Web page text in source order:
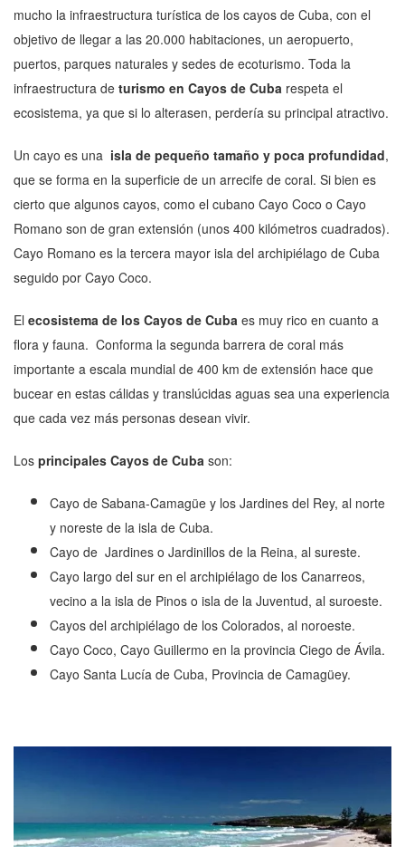
mucho la infraestructura turística de los cayos de Cuba, con el
objetivo de llegar a las 20.000 habitaciones, un aeropuerto,
puertos, parques naturales y sedes de ecoturismo. Toda la
infraestructura de turismo en Cayos de Cuba respeta el
ecosistema, ya que si lo alterasen, perdería su principal atractivo.
Un cayo es una isla de pequeño tamaño y poca profundidad,
que se forma en la superficie de un arrecife de coral. Si bien es
cierto que algunos cayos, como el cubano Cayo Coco o Cayo
Romano son de gran extensión (unos 400 kilómetros cuadrados).
Cayo Romano es la tercera mayor isla del archipiélago de Cuba
seguido por Cayo Coco.
El ecosistema de los Cayos de Cuba es muy rico en cuanto a
flora y fauna. Conforma la segunda barrera de coral más
importante a escala mundial de 400 km de extensión hace que
bucear en estas cálidas y translúcidas aguas sea una experiencia
que cada vez más personas desean vivir.
Los principales Cayos de Cuba son:
Cayo de Sabana-Camagüe y los Jardines del Rey, al norte
y noreste de la isla de Cuba.
Cayo de Jardines o Jardinillos de la Reina, al sureste.
Cayo largo del sur en el archipiélago de los Canarreos,
vecino a la isla de Pinos o isla de la Juventud, al suroeste.
Cayos del archipiélago de los Colorados, al noroeste.
Cayo Coco, Cayo Guillermo en la provincia Ciego de Ávila.
Cayo Santa Lucía de Cuba, Provincia de Camagüey.